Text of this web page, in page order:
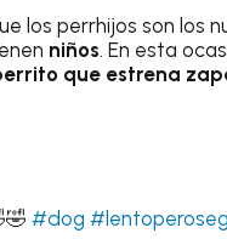
los perrhijos son los
niños. En esta
que estrena
#dog